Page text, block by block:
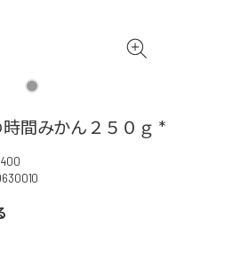
間みかん２５０ｇ *